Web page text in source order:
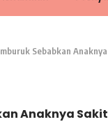
Sebabkan
Anaknya